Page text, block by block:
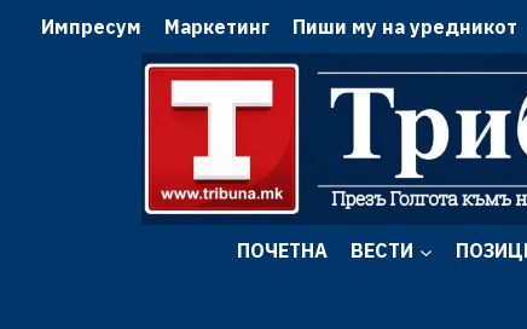
Импресум Маркетинг Пиши му на уредникот
ПОЧЕТНА ВЕСТИ